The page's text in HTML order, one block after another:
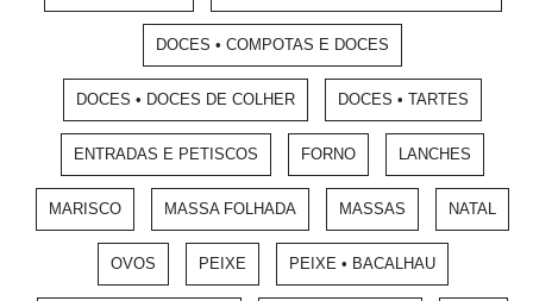
DOCES • COMPOTAS E DOCES
DOCES • DOCES DE COLHER DOCES • TARTES
ENTRADAS E PETISCOS FORNO LANCHES
MARISCO MASSA FOLHADA MASSAS NATAL
OVOS PEIXE PEIXE • BACALHAU